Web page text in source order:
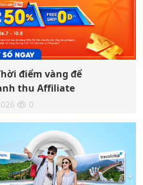
điểm vàng để
thu Affiliate
0